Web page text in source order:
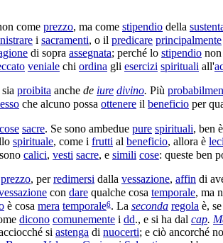
come prezzo, ma come stipendio della
i sacramenti, o il predicare principalmente
di sopra assegnata; perché lo stipendio non
veniale chi ordina gli esercizi spirituali all'
sia proibita anche de iure divino. Più
che alcuno possa ottenere il beneficio per
cose sacre. Se sono ambedue pure spirituali, ben è
spirituale, come i frutti al beneficio, allora è
calici, vesti sacre, e simili cose: queste ben
prezzo, perredimersi dalla vessazione, affin di
con dare qualche cosa temporale, ma
è cosa mera temporale6. La seconda regola è,
dicono comunemente i dd., e si ha dal cap.
si astenga di nuocerti; e ciò ancorché